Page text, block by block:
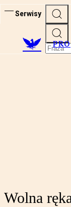
Serwisy
PRO
Wolna